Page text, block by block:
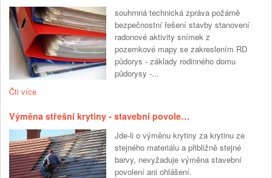
souhrnná technická zpráva požárně
bezpečnostní řešení stavby stanovení
radonové aktivity snímek z
pozemkové mapy se zakreslením RD
půdorys - základy rodinného domu
půdorysy -...
Čti více
Výměna střešní krytiny - stavební povole…
Jde-li o výměnu krytiny za krytinu ze
stejného materiálu a přibližně stejné
barvy, nevyžaduje výměna stavební
povolení ani ohlášení.